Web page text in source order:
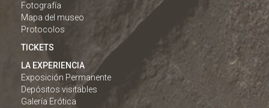
Fotografía
Mapa del museo
Protocolos
TICKETS
LA EXPERIENCIA
Exposición Permanente
Depósitos visitables
Galería Erótica